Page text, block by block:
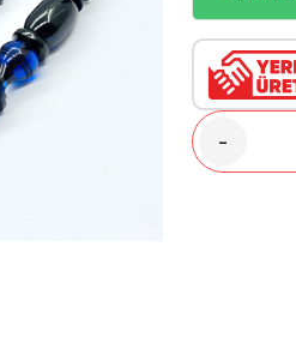
-